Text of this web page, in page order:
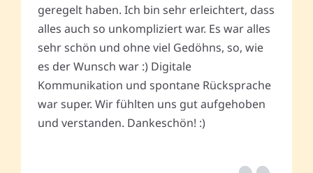
geregelt haben. Ich bin sehr erleichtert, dass
alles auch so unkompliziert war. Es war alles
sehr schön und ohne viel Gedöhns, so, wie
es der Wunsch war :) Digitale
Kommunikation und spontane Rücksprache
war super. Wir fühlten uns gut aufgehoben
und verstanden. Dankeschön! :)